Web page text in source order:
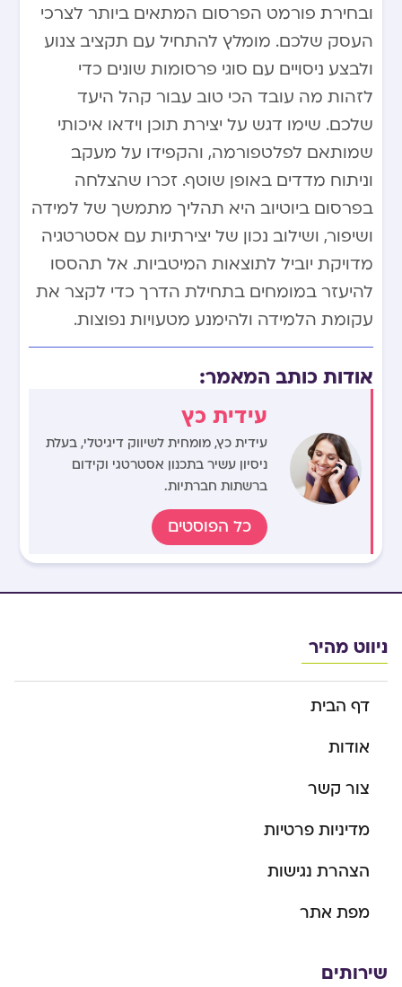
ובחירת פורמט הפרסום המתאים ביותר לצרכי
העסק שלכם. מומלץ להתחיל עם תקציב צנוע
ולבצע ניסויים עם סוגי פרסומות שונים כדי
לזהות מה עובד הכי טוב עבור קהל היעד
שלכם. שימו דגש על יצירת תוכן וידאו איכותי
שמותאם לפלטפורמה, והקפידו על מעקב
וניתוח מדדים באופן שוטף. זכרו שהצלחה
בפרסום ביוטיוב היא תהליך מתמשך של למידה
ושיפור, ושילוב נכון של יצירתיות עם אסטרטגיה
מדויקת יוביל לתוצאות המיטביות. אל תהססו
להיעזר במומחים בתחילת הדרך כדי לקצר את
עקומת הלמידה ולהימנע מטעויות נפוצות.
אודות כותב המאמר:
עידית כץ
עידית כץ, מומחית לשיווק דיגיטלי, בעלת
ניסיון עשיר בתכנון אסטרטגי וקידום
ברשתות חברתיות.
כל הפוסטים
ניווט מהיר
דף הבית
אודות
צור קשר
מדיניות פרטיות
הצהרת נגישות
מפת אתר
שירותים